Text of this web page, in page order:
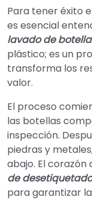
Para tener éxito
es esencial
lavado de
plástico; es un
transforma los
valor.
El proceso
las botellas
inspección.
piedras y
abajo. El
de desetiquetado
para garantizar